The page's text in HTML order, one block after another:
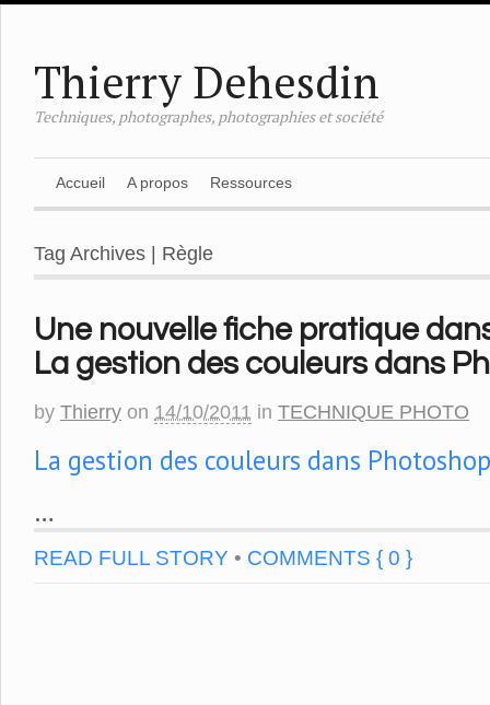
Thierry Dehesdin
Techniques, photographes, photographies et société
Accueil A propos Ressources
Tag Archives | Règle
Une nouvelle fiche pratique
La gestion des couleurs dans
by Thierry on 14/10/2011 in TECHNIQUE PHOTO
La gestion des couleurs dans Photoshop
…
READ FULL STORY • COMMENTS { 0 }